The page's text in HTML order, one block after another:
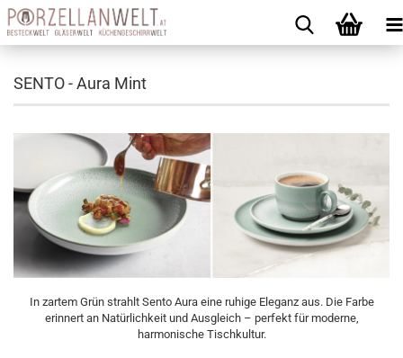
SENTO - Aura Mint
In zartem Grün strahlt Sento Aura eine ruhige Eleganz aus. Die Farbe
erinnert an Natürlichkeit und Ausgleich – perfekt für moderne,
harmonische Tischkultur.